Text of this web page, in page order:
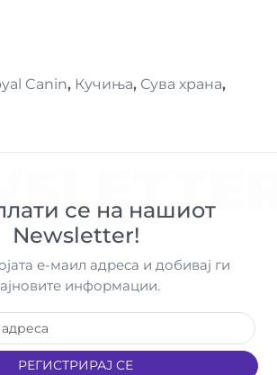
Canin, Кучиња, Сува храна,
се на нашиот
Newsletter!
е-маил адреса и добивај ги
информации.
РЕГИСТРИРАЈ СЕ